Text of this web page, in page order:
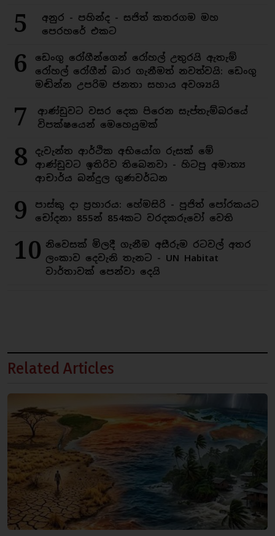
5
අනුර - පහින්ද - සජිත් කතරගම මහ
පෙරහරේ එකට
6
ඩෙංගු රෝගීන්ගෙන් රෝහල් උතුරයි ඇතැම්
රෝහල් රෝගීන් බාර ගැනීමත් නවත්වයි: ඩෙංගු
මඬින්න උපරිම ජනතා සහාය අවශ්‍යයි
7
ආණ්ඩුවට වසර දෙක පිරෙන සැප්තැම්බරයේ
විපක්ෂයෙන් මෙහෙයුමක්
8
දැවැන්ත ආර්ථික අභියෝග රුසක් මේ
ආණ්ඩුවට ඉතිරිව තිබෙනවා - හිටපු අමාත්‍ය
ආචාර්ය බන්දුල ගුණවර්ධන
9
පාස්කු දා ප්‍රහාරය: හේමසිරි - පූජිත් පෝරකයට
චෝදනා 855න් 854කට වරදකරුවෝ වෙති
10 නිවෙසක් මිලදී ගැනීම අසීරුම රටවල් අතර
ලංකාව දෙවැනි තැනට - UN Habitat
වාර්තාවක් පෙන්වා දෙයි
Related Articles